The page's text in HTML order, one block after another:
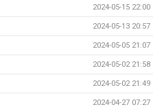
2024-05-15 22:00
2024-05-13 20:57
2024-05-05 21:07
2024-05-02 21:58
2024-05-02 21:49
2024-04-27 07:27